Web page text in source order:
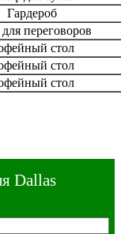
Гардероб
переговоров
стол
стол
стол
Dallas